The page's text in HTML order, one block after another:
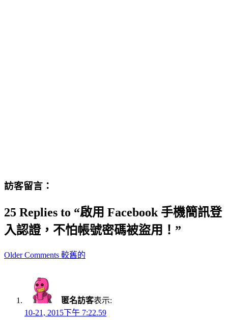
訪客留言：
25 Replies to “啟用 Facebook 手機簡訊登
入認證，不怕帳號密碼被盜用！”
Comment
Older Comments 較舊的
匿名訪客表示:
10-21, 2015下午 7:22.59